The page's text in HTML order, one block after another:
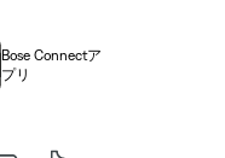
Bose Connectア
プリ